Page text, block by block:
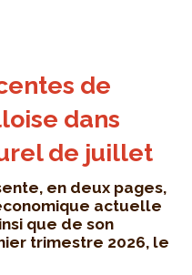
de
dans
de juillet
en deux pages,
actuelle
que de son
trimestre 2026, le